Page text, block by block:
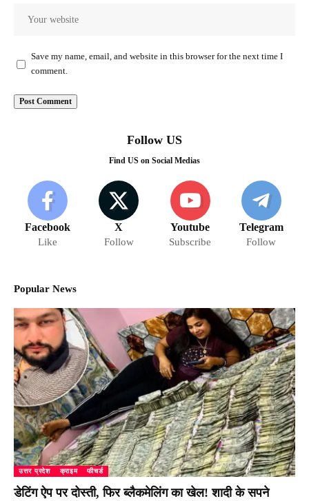
Save my name, email, and website in this browser for the next time I
comment.
Follow US
Find US on Social Medias
Facebook
Like
X
Follow
Youtube
Subscribe
Telegram
Follow
Popular News
उत्तर प्रदेश क्राइम फीचर्ड
डेटिंग ऐप पर दोस्ती, फिर ब्लैकमेलिंग का खेल! शादी के सपने